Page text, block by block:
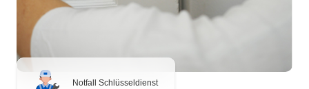
Notfall Schlüsseldienst